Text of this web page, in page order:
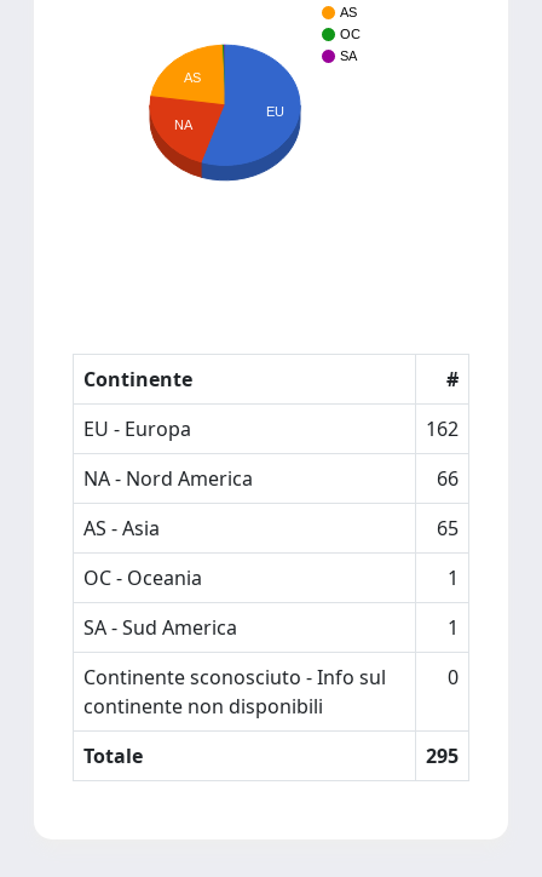
AS
OC
SA
AS
NA
EU
Continente
#
EU - Europa
162
NA - Nord America
66
AS - Asia
65
OC - Oceania
1
SA - Sud America
1
Continente sconosciuto - Info sul
continente non disponibili
0
Totale 295